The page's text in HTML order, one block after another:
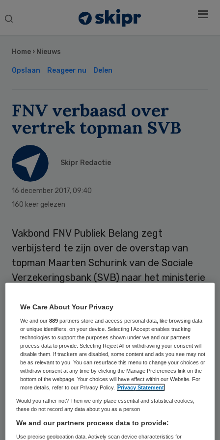
Search
Home › Nieuws
Opslaan Reageer nu Delen
FNV verbaasd over
vertrek topman SVB
Skipr Redactie
16 december 2017, 09:40
160 keer gelezen
Vakbond FNV Publiek Belang zegt
verbijsterd te zijn over de overstap van
topman Maarten Schurink van de Sociale
Verzekeringsbank (SVB) naar het ministerie
Koninkrijksrelaties (BZK). Hij treedt
vermoedelijk in maart in dienst als
secretaris-generaal.
Schurink werkt sinds anderhalf jaar bij de
SVB.“Hij kwam bij de SVB nadat drie
bestuurders het veld hadden moeten
ruimen vanwege grote problemen met de
ICT en het persoonsgebonden budget (pgb).
Schurink zou de organisatie klaarmaken
Sidebar
We Care About Your Privacy
We and our889 partners store and access personal data, like browsing data
or unique identifiers, on your device. Selecting I Accept enables tracking
technologies to support the purposes shown under we and our partners
process data to provide. Selecting Reject All or withdrawing your consent will
disable them. If trackers are disabled, some content and ads you see may not
be as relevant to you. You can resurface this menu to change your choices or
withdraw consent at any time by clicking the Manage Preferences link on the
bottom of the webpage. Your choices will have effect within our Website. For
more details, refer to our Privacy Policy.
Privacy Statement
Would you rather not? Then we only place essential and statistical cookies,
these do not record any data about you as a person
We and our partners process data to provide:
Use precise geolocation data. Actively scan device characteristics for